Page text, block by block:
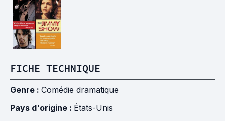
FICHE TECHNIQUE
Genre : Comédie dramatique
Pays d'origine : États-Unis